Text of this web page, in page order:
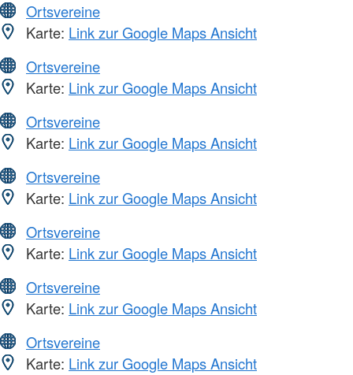
Ortsvereine
Karte: Link zur Google Maps Ansicht
Ortsvereine
Karte: Link zur Google Maps Ansicht
Ortsvereine
Karte: Link zur Google Maps Ansicht
Ortsvereine
Karte: Link zur Google Maps Ansicht
Ortsvereine
Karte: Link zur Google Maps Ansicht
Ortsvereine
Karte: Link zur Google Maps Ansicht
Ortsvereine
Karte: Link zur Google Maps Ansicht